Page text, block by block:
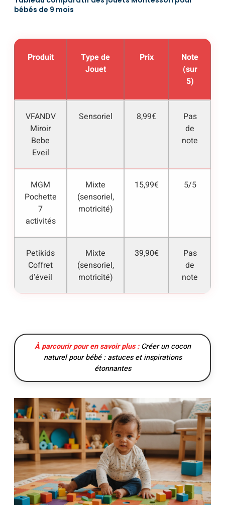
bébés de 9 mois
Produit
Type de
Jouet
Prix
Note
(sur
5)
VFANDV
Miroir
Bebe
Eveil
Sensoriel 8,99€
Pas
de
note
MGM
Pochette
7
activités
Mixte
(sensoriel,
motricité)
15,99€ 5/5
Petikids
Coffret
d’éveil
Mixte
(sensoriel,
motricité)
39,90€
Pas
de
note
À parcourir pour en savoir plus :Créer un cocon
naturel pour bébé : astuces et inspirations
étonnantes